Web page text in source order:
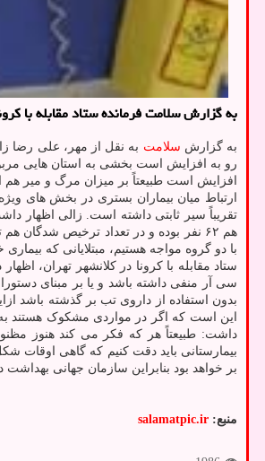
به گزارش سلامت فرمانده ستاد مقابله با كرونا در كلانشهر تهران، اظهار داشت: در ۲۴
به گزارش سلامت به نقل از مهر، علی رضا
رو به افزایش است بخشی به استان هایی
افزایش است طبیعتاً بر میزان مرگ و میر هم
ارتباط میان بیماران بستری در بخش های
هم ۶۲ نفر بوده و در تعداد ترخیص
با دو گروه مواجه هستیم، مبتلایانی که
ستاد مقابله با کرونا در کلانشهر تهران،
سی آر منفی داشته باشد و یا بر مبنای
بدون استفاده از داروی تب بر گذشته باشد
این است که اگر در مواردی مشکوک هستند
داشت: طبیعتاً هر که فکر می کند هنوز
بر خواهد بود بنابراین سازمان جهانی
منبع: salamatpic.ir